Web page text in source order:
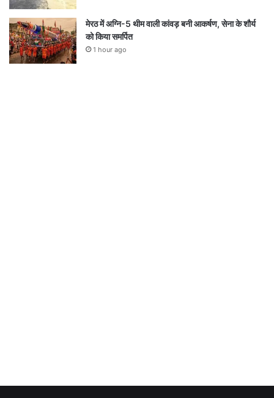
मेरठ में अग्नि-5 थीम वाली कांवड़ बनी आकर्षण, सेना के शौर्य
को किया समर्पित
1 hour ago